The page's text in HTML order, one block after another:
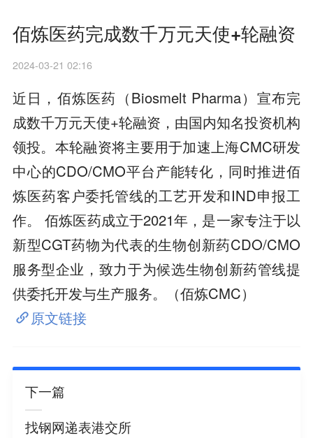
佰炼医药完成数千万元天使+轮融资
2024-03-21 02:16
近日，佰炼医药（Biosmelt Pharma）宣布完
成数千万元天使+轮融资，由国内知名投资机构
领投。本轮融资将主要用于加速上海CMC研发
中心的CDO/CMO平台产能转化，同时推进佰
炼医药客户委托管线的工艺开发和IND申报工
作。 佰炼医药成立于2021年，是一家专注于以
新型CGT药物为代表的生物创新药CDO/CMO
服务型企业，致力于为候选生物创新药管线提
供委托开发与生产服务。（佰炼CMC）
原文链接
下一篇
找钢网递表港交所